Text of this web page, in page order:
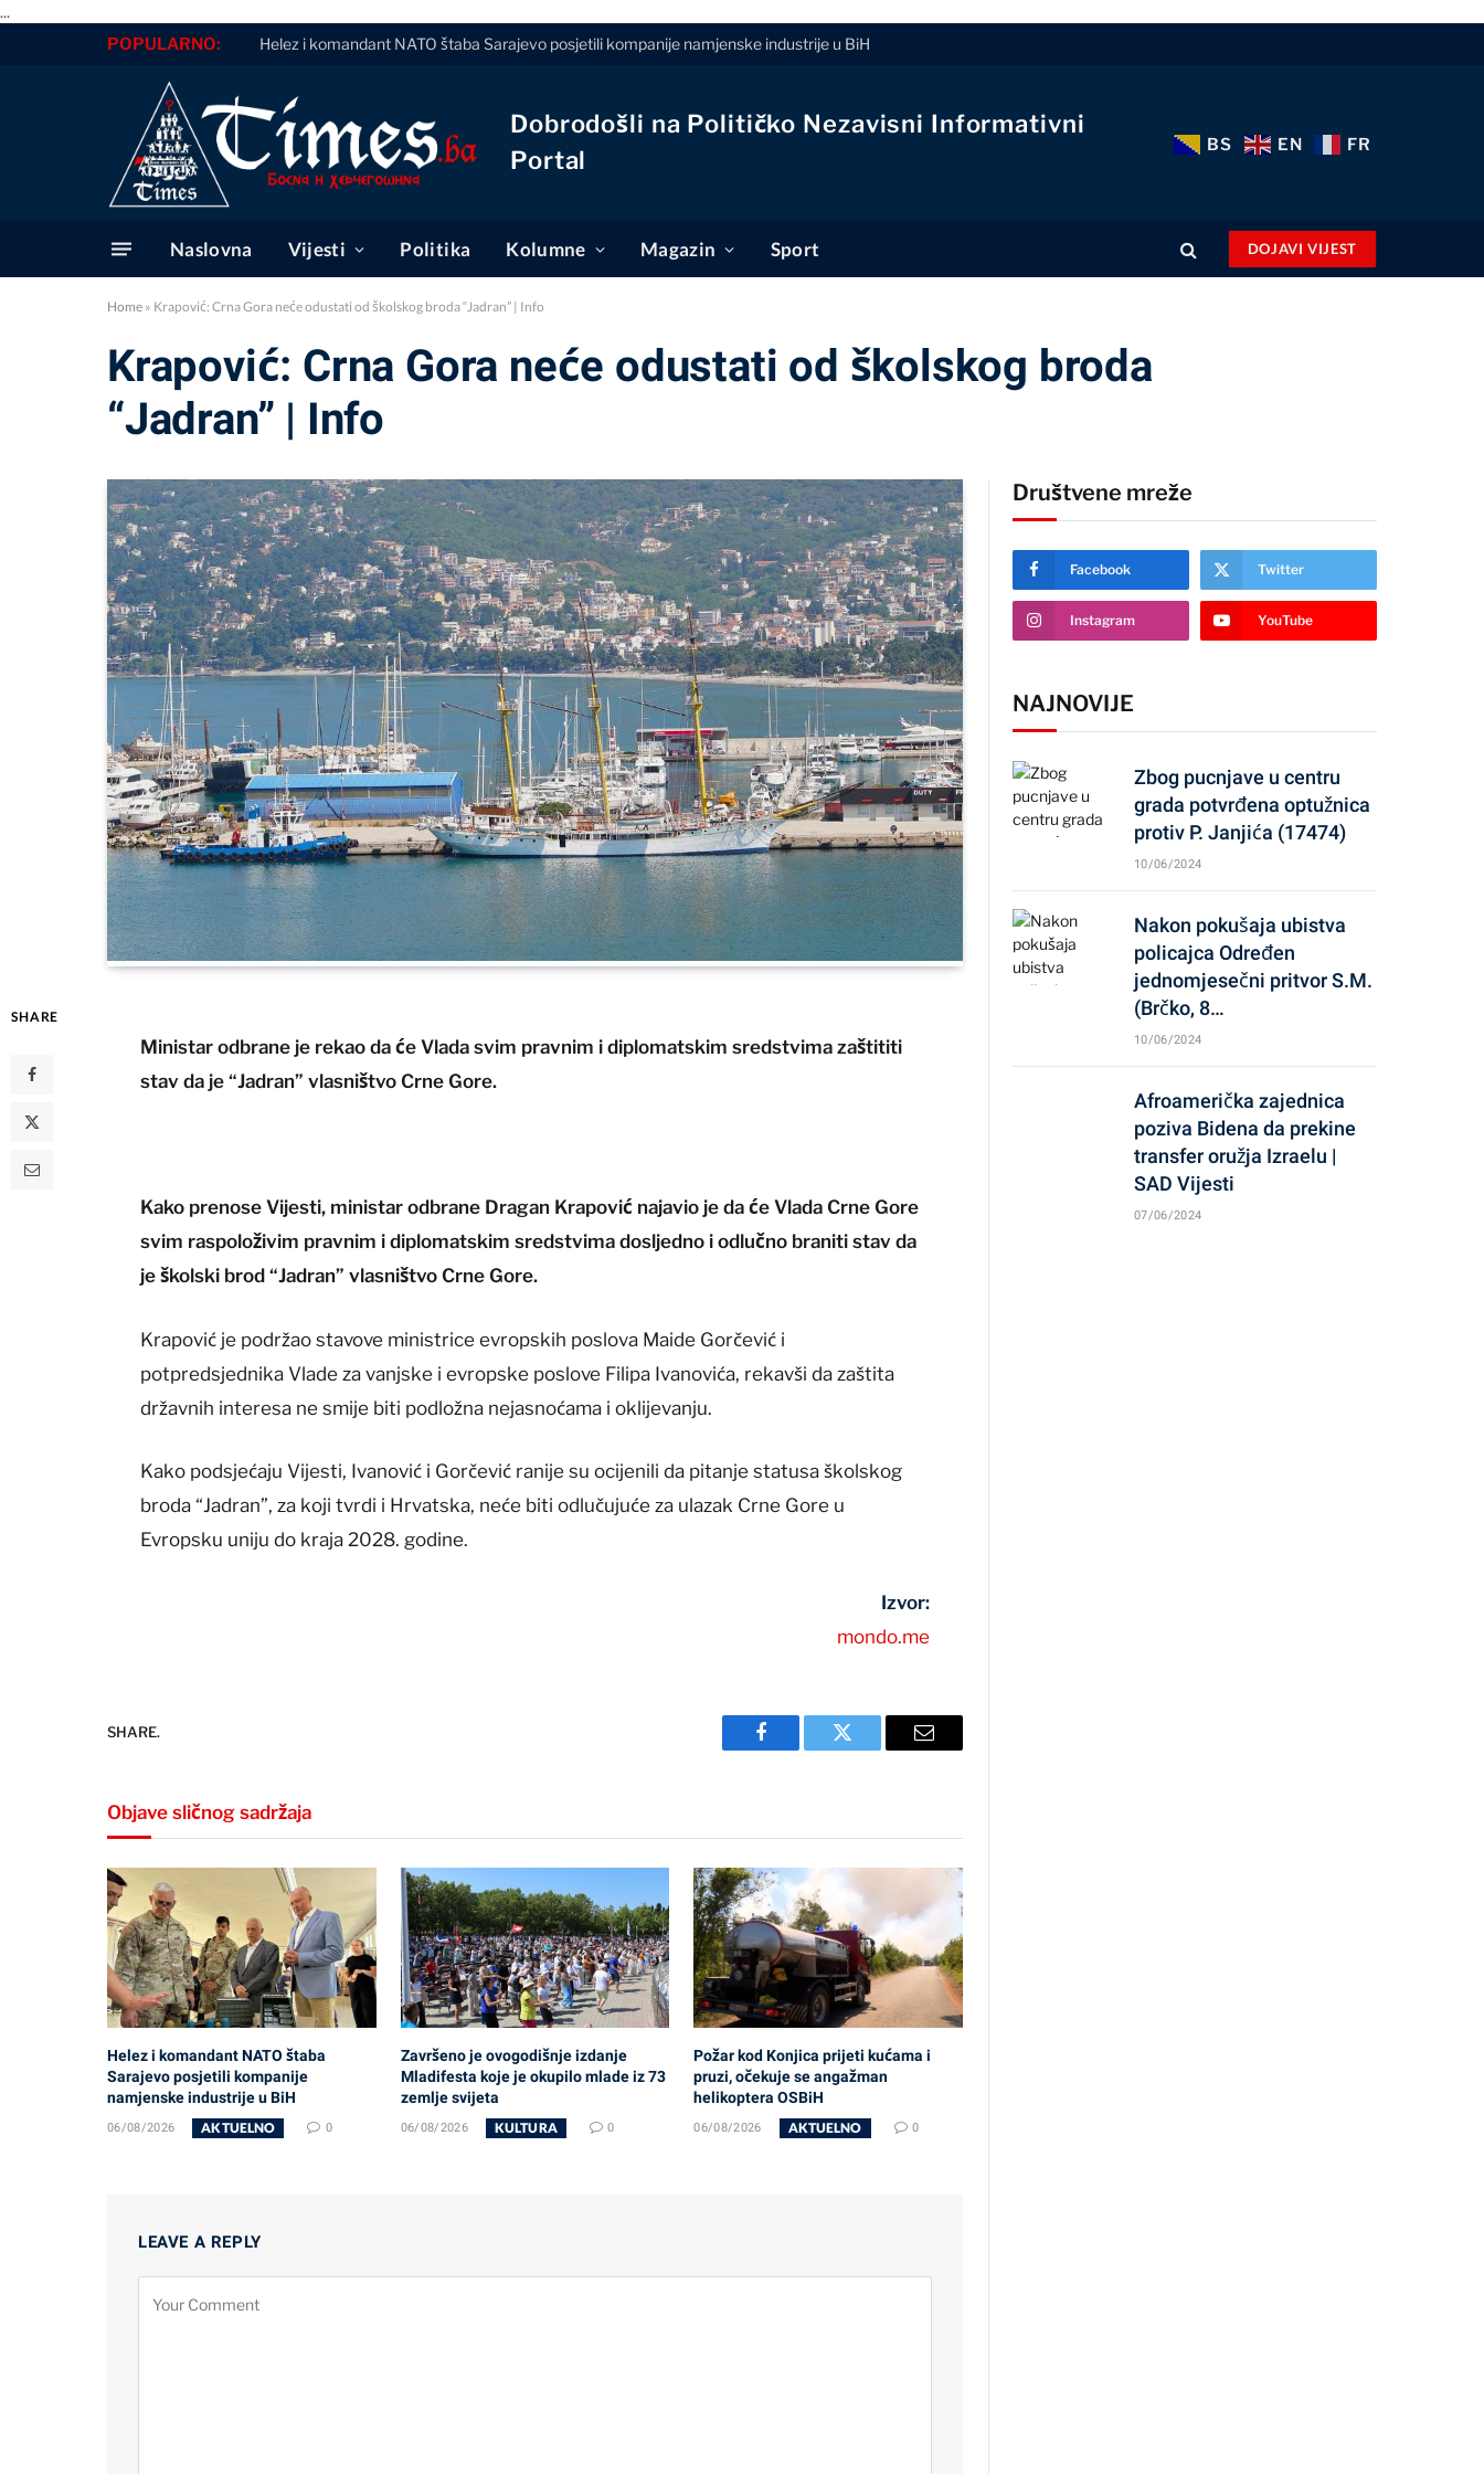
...
POPULARNO: Helez i komandant NATO štaba Sarajevo posjetili kompanije namjenske industrije u BiH
Dobrodošli na Političko Nezavisni Informativni
Portal
BS EN FR
Naslovna Vijesti Politika Kolumne Magazin Sport DOJAVI VIJEST
Home » Krapović: Crna Gora neće odustati od školskog broda “Jadran” | Info
Krapović: Crna Gora neće odustati od školskog broda
“Jadran” | Info
SHARE
Ministar odbrane je rekao da će Vlada svim pravnim i diplomatskim sredstvima zaštititi
stav da je “Jadran” vlasništvo Crne Gore.
Kako prenose Vijesti, ministar odbrane Dragan Krapović najavio je da će Vlada Crne Gore
svim raspoloživim pravnim i diplomatskim sredstvima dosljedno i odlučno braniti stav da
je školski brod “Jadran” vlasništvo Crne Gore.
Krapović je podržao stavove ministrice evropskih poslova Maide Gorčević i
potpredsjednika Vlade za vanjske i evropske poslove Filipa Ivanovića, rekavši da zaštita
državnih interesa ne smije biti podložna nejasnoćama i oklijevanju.
Kako podsjećaju Vijesti, Ivanović i Gorčević ranije su ocijenili da pitanje statusa školskog
broda “Jadran”, za koji tvrdi i Hrvatska, neće biti odlučujuće za ulazak Crne Gore u
Evropsku uniju do kraja 2028. godine.
Izvor:
mondo.me
SHARE.
Facebook Twitter Email
Objave sličnog sadržaja
Helez i komandant NATO štaba
Sarajevo posjetili kompanije
namjenske industrije u BiH
06/08/2026 AKTUELNO 0
Završeno je ovogodišnje izdanje
Mladifesta koje je okupilo mlade iz 73
zemlje svijeta
06/08/2026 KULTURA 0
Požar kod Konjica prijeti kućama i
pruzi, očekuje se angažman
helikoptera OSBiH
06/08/2026 AKTUELNO 0
LEAVE A REPLY
Društvene mreže
Facebook Twitter
Instagram YouTube
NAJNOVIJE
Zbog pucnjave u centru
grada potvrđena optužnica
protiv P. Janjića (17474)
10/06/2024
Nakon pokušaja ubistva
policajca Određen
jednomjesečni pritvor S.M.
(Brčko, 8…
10/06/2024
Afroamerička zajednica
poziva Bidena da prekine
transfer oružja Izraelu |
SAD Vijesti
07/06/2024